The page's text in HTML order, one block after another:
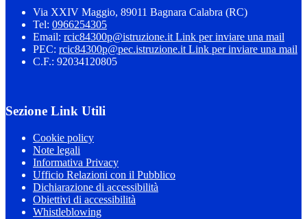
Via XXIV Maggio, 89011 Bagnara Calabra (RC)
Tel: 0966254305
Email: rcic84300p@istruzione.it Link per inviare una mail
PEC: rcic84300p@pec.istruzione.it Link per inviare una mail
C.F.: 92034120805
Sezione Link Utili
Cookie policy
Note legali
Informativa Privacy
Ufficio Relazioni con il Pubblico
Dichiarazione di accessibilità
Obiettivi di accessibilità
Whistleblowing